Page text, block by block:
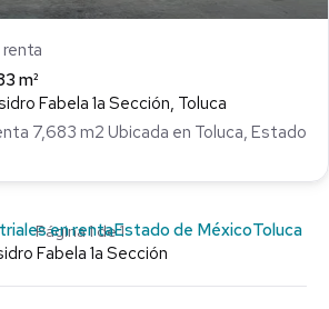
m²
Fabela 1a Sección, Toluca
7,683 m2 Ubicada en Toluca, Estado
Página 1 de 1
en rentaEstado de MéxicoToluca
Fabela 1a Sección